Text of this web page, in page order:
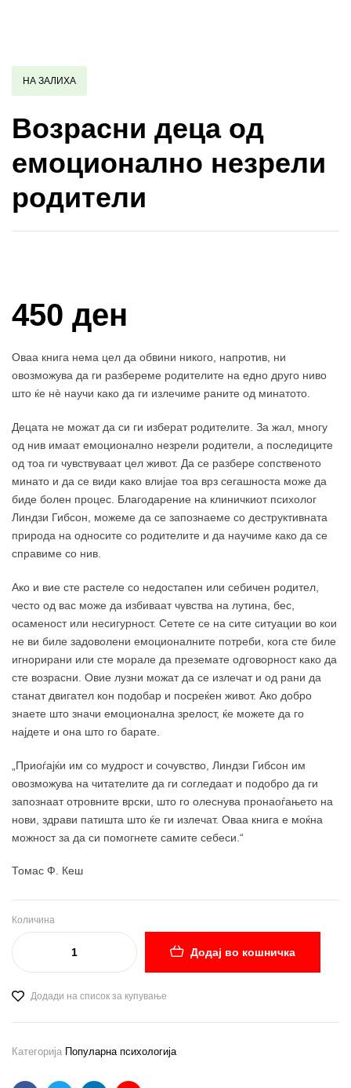
НА ЗАЛИХА
Возрасни деца од
емоционално незрели
родители
450 ден
Оваа книга нема цел да обвини никого, напротив, ни
овозможува да ги разбереме родителите на едно друго ниво
што ќе нѐ научи како да ги излечиме раните од минатото.
Децата не можат да си ги изберат родителите. За жал, многу
од нив имаат емоционално незрели родители, а последиците
од тоа ги чувствуваат цел живот. Да се разбере сопственото
минато и да се види како влијае тоа врз сегашноста може да
биде болен процес. Благодарение на клиничкиот психолог
Линдзи Гибсон, можеме да се запознаеме со деструктивната
природа на односите со родителите и да научиме како да се
справиме со нив.
Ако и вие сте растеле со недостапен или себичен родител,
често од вас може да избиваат чувства на лутина, бес,
осаменост или несигурност. Сетете се на сите ситуации во кои
не ви биле задоволени емоционалните потреби, кога сте биле
игнорирани или сте морале да преземате одговорност како да
сте возрасни. Овие лузни можат да се излечат и од рани да
станат двигател кон подобар и посреќен живот. Ако добро
знаете што значи емоционална зрелост, ќе можете да го
најдете и она што го барате.
„Приоѓајќи им со мудрост и сочувство, Линдзи Гибсон им
овозможува на читателите да ги согледаат и подобро да ги
запознаат отровните врски, што го олеснува пронаоѓањето на
нови, здрави патишта што ќе ги излечат. Оваа книга е моќна
можност за да си помогнете самите себеси.“
Томас Ф. Кеш
Количина
Додај во кошничка
Додади на список за купување
Категорија Популарна психологија